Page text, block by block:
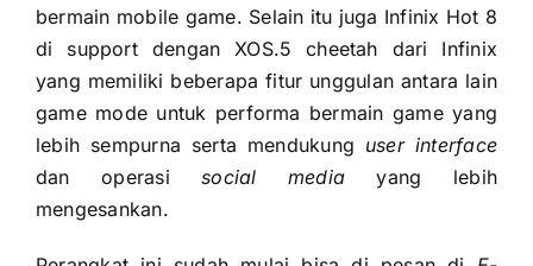
bermain mobile game. Selain itu juga Infinix Hot 8
di support dengan XOS.5 cheetah dari Infinix
yang memiliki beberapa fitur unggulan antara lain
game mode untuk performa bermain game yang
lebih sempurna serta mendukung user interface
dan operasisocial media yang lebih
mengesankan.